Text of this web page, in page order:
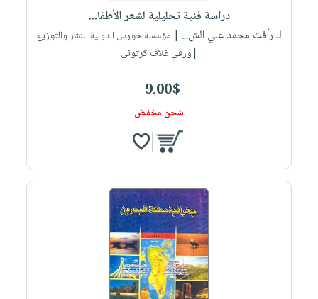
دراسة فنية تحليلية لشعر الأطفا...
لـ رأفت محمد علي الش... | مؤسسة حورس الدولية للنشر والتوزيع
|ورقي غلاف كرتوني
9.00$
شحن مخفض